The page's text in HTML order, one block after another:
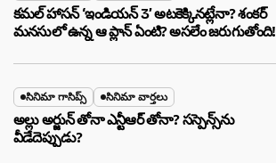
కమల్ హాసన్ ‘ఇండియన్ 3’ అటకెక్కినట్లేనా? శంకర్
మనసులో ఉన్న ఆ ప్లాన్ ఏంటి? అసలేం జరుగుతోంది!
సినిమా గాసిప్స్ సినిమా వార్తలు
అల్లు అర్జున్ తోనా ఎన్టీఆర్ తోనా? సస్పెన్స్‌ను
వీడేదెప్పుడు?